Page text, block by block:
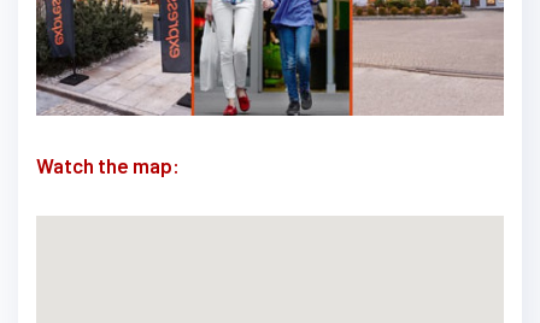
Watch the map: